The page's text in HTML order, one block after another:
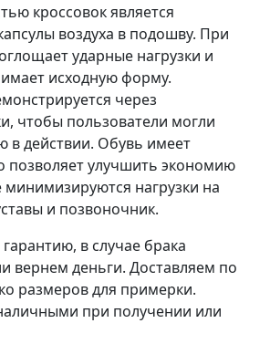
кроссовок является
воздуха в подошву. При
ударные нагрузки и
исходную форму.
через
чтобы пользователи могли
в действии. Обувь имеет
позволяет улучшить экономию
минимизируются нагрузки на
и позвоночник.
в случае брака
вернем деньги. Доставляем по
размеров для примерки.
при получении или